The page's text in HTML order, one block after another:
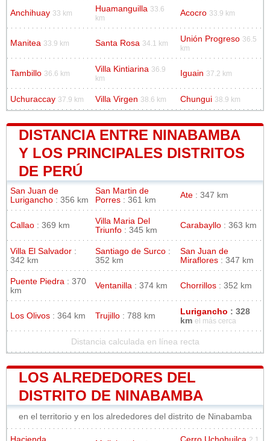
Anchihuay 33 km Huamanguilla 33.6
km
Acocro 33.9 km
Manitea 33.9 km Santa Rosa 34.1 km Unión Progreso 36.5
km
Tambillo 36.6 km Villa Kintiarina 36.9
km
Iguain 37.2 km
Uchuraccay 37.9 km Villa Virgen 38.6 km Chungui 38.9 km
DISTANCIA ENTRE NINABAMBA
Y LOS PRINCIPALES DISTRITOS
DE PERÚ
San Juan de
Lurigancho : 356 km
San Martin de
Porres : 361 km
Ate : 347 km
Callao : 369 km
Villa Maria Del
Triunfo : 345 km
Carabayllo : 363 km
Villa El Salvador :
342 km
Santiago de Surco :
352 km
San Juan de
Miraflores : 347 km
Puente Piedra : 370
km
Ventanilla : 374 km Chorrillos : 352 km
Los Olivos : 364 km Trujillo : 788 km Lurigancho : 328
km el más cerca
Distancia calculada en línea recta
LOS ALREDEDORES DEL
DISTRITO DE NINABAMBA
en el territorio y en los alrededores del distrito de Ninabamba
2.1